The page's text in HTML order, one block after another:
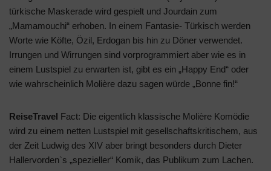
türkische Maskerade wird gespielt und Jourdain zum
„Mamamouchi“ erhoben. In einem Fantasie- Türkisch werden
Worte wie Köfte, Özil, Erdogan bis hin zu Döner verwendet.
Irrungen und Wirrungen sind vorprogrammiert aber wie es in
einem Lustspiel zu erwarten ist, gibt es ein „Happy End“ oder
wie wahrscheinlich Molière dazu sagen würde „Bonne fin!“
ReiseTravel Fact: Die eigentlich klassische Molière Komödie
wird zu einem netten Lustspiel mit gesellschaftskritischem, aus
der Zeit Ludwig des XIV aber bringt besonders durch Dieter
Hallervorden`s „spezieller“ Komik, das Publikum zum Lachen.